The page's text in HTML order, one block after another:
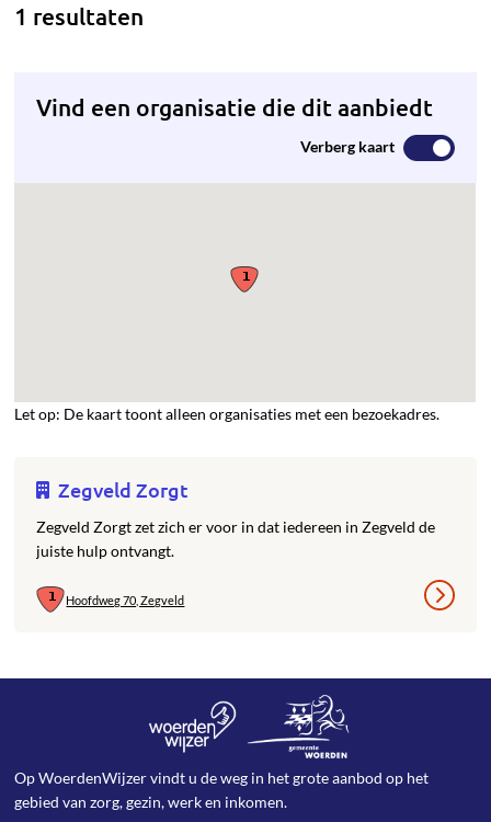
1 resultaten
Vind een organisatie die dit aanbiedt
Verberg kaart
Let op: De kaart toont alleen organisaties met een bezoekadres.
Zegveld Zorgt
Zegveld Zorgt zet zich er voor in dat iedereen in Zegveld de
juiste hulp ontvangt.
Hoofdweg 70, Zegveld
Op WoerdenWijzer vindt u de weg in het grote aanbod op het
gebied van zorg, gezin, werk en inkomen.